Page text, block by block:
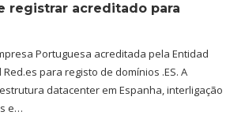
registrar acreditado para
Portuguesa acreditada pela Entidad
para registo de domínios .ES. A
datacenter em Espanha, interligação
e…